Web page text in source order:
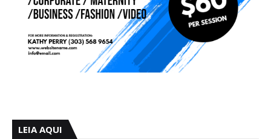
LEIA AQUI